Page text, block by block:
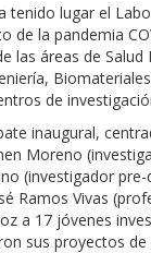
tenido lugar el
de la pandemia
las áreas de
de
inaugural,
Moreno
(investigador
Ramos Vivas
a 17 jóvenes
sus proyectos de